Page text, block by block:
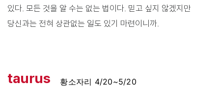
있다. 모든 것을 알 수는 없는 법이다. 믿고 싶지 않겠지만
당신과는 전혀 상관없는 일도 있기 마련이니까.
taurus
황소자리 4/20~5/20